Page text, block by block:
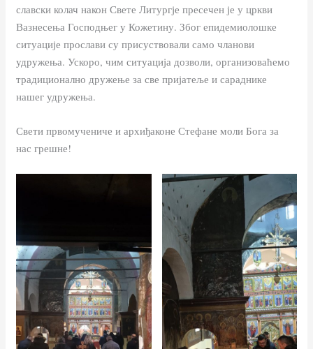
славски колач након Свете Литургје пресечен је у цркви
Вазнесења Господњег у Кожетину. Због епидемиолошке
ситуације прослави су присуствовали само чланови
удружења. Ускоро, чим ситуација дозволи, организоваћемо
традиционално дружење за све пријатеље и сараднике
нашег удружења.
Свети првомучениче и архиђаконе Стефане моли Бога за
нас грешне!